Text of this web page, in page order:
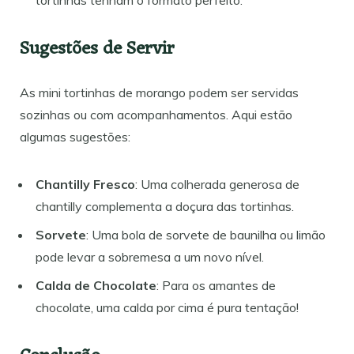
Sugestões de Servir
As mini tortinhas de morango podem ser servidas
sozinhas ou com acompanhamentos. Aqui estão
algumas sugestões:
Chantilly Fresco: Uma colherada generosa de
chantilly complementa a doçura das tortinhas.
Sorvete: Uma bola de sorvete de baunilha ou limão
pode levar a sobremesa a um novo nível.
Calda de Chocolate: Para os amantes de
chocolate, uma calda por cima é pura tentação!